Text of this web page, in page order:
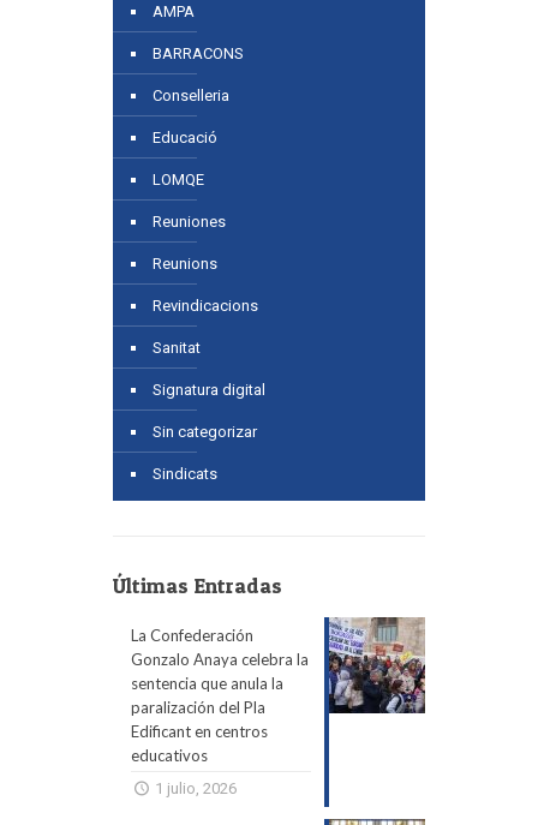
AMPA
BARRACONS
Conselleria
Educació
LOMQE
Reuniones
Reunions
Revindicacions
Sanitat
Signatura digital
Sin categorizar
Sindicats
Últimas Entradas
La Confederación
Gonzalo Anaya celebra la
sentencia que anula la
paralización del Pla
Edificant en centros
educativos
1 julio, 2026